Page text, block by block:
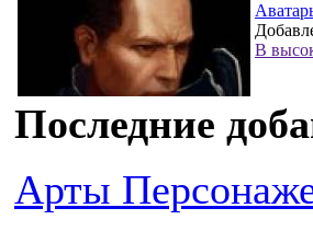
В
Последние
Арты